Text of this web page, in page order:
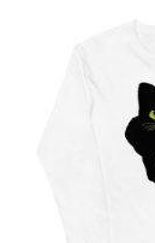
ユニセッ